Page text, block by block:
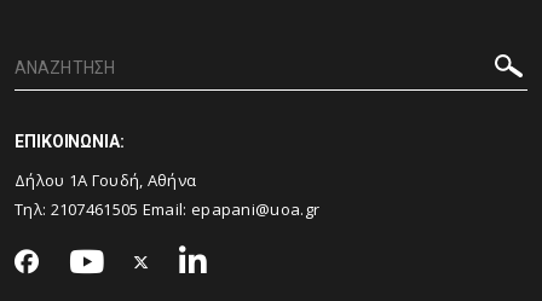
ΕΠΙΚΟΙΝΩΝΙΑ:
Δήλου 1Α Γουδή, Αθήνα
Τηλ: 2107461505 Email: epapani@uoa.gr